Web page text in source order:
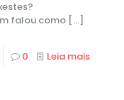
falou como […]
0 Leia mais